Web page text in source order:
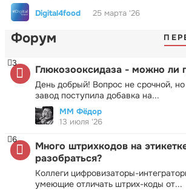
Digital4food
25 марта '26
Форум
Глюкозооксидаза - можно ли
День добрый! Вопрос не срочной,
завод поступила добавка на...
3
ММ Фёдор
13 июля '26
Много штрихкодов на
разобраться?
Коллеги цифровизаторы-
умеющие отличать штрих-коды от...
6